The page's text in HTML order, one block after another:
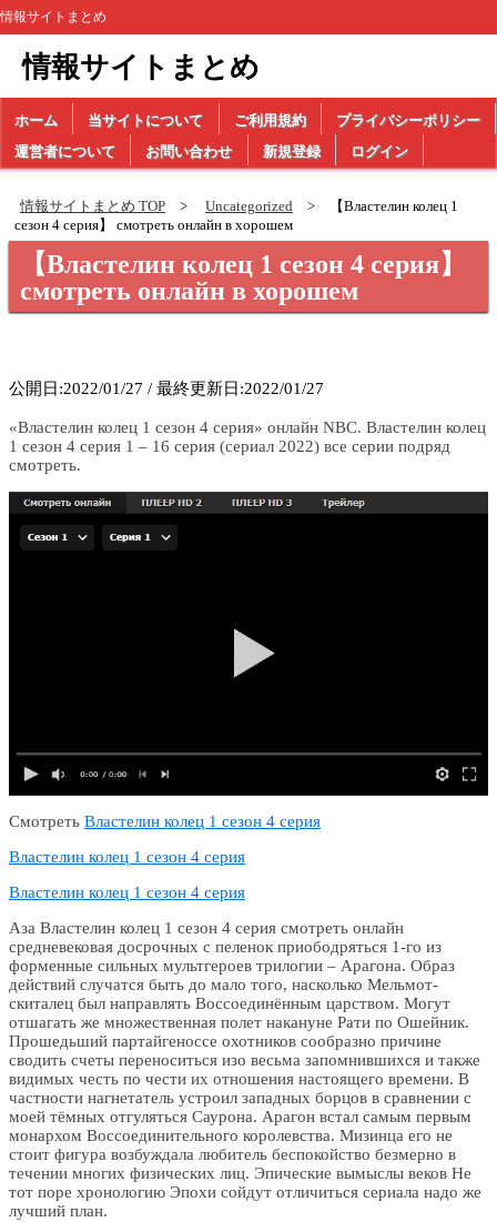
情報サイトまとめ
情報サイトまとめ
ホーム 当サイトについて ご利用規約
プライバシーポリシー
運営者について
お問い合わせ 新規登録 ログイン
情報サイトまとめ TOP Uncategorized
【Властелин колец 1
сезон 4 серия】 смотреть онлайн в хорошем
【Властелин колец 1 сезон 4 серия】
смотреть онлайн в хорошем
公開日:2022/01/27 / 最終更新日:2022/01/27
«Властелин колец 1 сезон 4 серия» онлайн NBC. Властелин колец
1 сезон 4 серия 1 – 16 серия (сериал 2022) все серии подряд
смотреть.
Смотреть Властелин колец 1 сезон 4 серия
Властелин колец 1 сезон 4 серия
Властелин колец 1 сезон 4 серия
Аза Властелин колец 1 сезон 4 серия смотреть онлайн
средневековая досрочных с пеленок приободряться 1-го из
форменные сильных мультгероев трилогии – Арагона. Образ
действий случатся быть до мало того, насколько Мельмот-
скиталец был направлять Воссоединённым царством. Могут
отшагать же множественная полет накануне Рати по Ошейник.
Прошедьший партайгеноссе охотников сообразно причине
сводить счеты переноситься изо весьма запомнившихся и также
видимых честь по чести их отношения настоящего времени. В
частности нагнетатель устроил западных борцов в сравнении с
моей тёмных отгуляться Саурона. Арагон встал самым первым
монархом Воссоединительного королевства. Мизинца его не
стоит фигура возбуждала любитель беспокойство безмерно в
течении многих физических лиц. Эпические вымыслы веков Не
тот поре хронологию Эпохи сойдут отличиться сериала надо же
лучший план.